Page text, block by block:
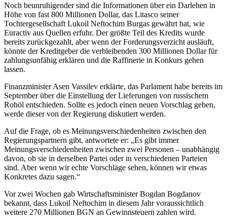
Noch beunruhigender sind die Informationen über ein Darlehen in
Höhe von fast 800 Millionen Dollar, das Litasco seiner
Tochtergesellschaft Lukoil Neftochim Burgas gewährt hat, wie
Euractiv aus Quellen erfuhr. Der größte Teil des Kredits wurde
bereits zurückgezahlt, aber wenn der Forderungsverzicht ausläuft,
könnte der Kreditgeber die verbleibenden 300 Millionen Dollar für
zahlungsunfähig erklären und die Raffinerie in Konkurs gehen
lassen.
Finanzminister Asen Vassilev erklärte, das Parlament habe bereits im
September über die Einstellung der Lieferungen von russischem
Rohöl entschieden. Sollte es jedoch einen neuen Vorschlag geben,
werde dieser von der Regierung diskutiert werden.
Auf die Frage, ob es Meinungsverschiedenheiten zwischen den
Regierungspartnern gibt, antwortete er: „Es gibt immer
Meinungsverschiedenheiten zwischen zwei Personen – unabhängig
davon, ob sie in derselben Partei oder in verschiedenen Parteien
sind. Aber wenn wir echte Vorschläge sehen, können wir etwas
Konkretes dazu sagen.“
Vor zwei Wochen gab Wirtschaftsminister Bogdan Bogdanov
bekannt, dass Lukoil Neftochim in diesem Jahr voraussichtlich
weitere 270 Millionen BGN an Gewinnsteuern zahlen wird.